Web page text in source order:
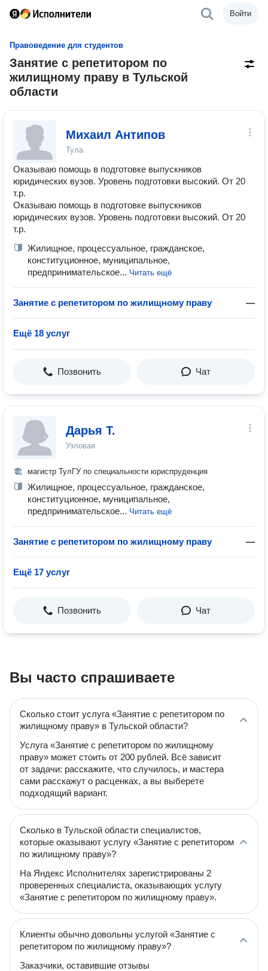
Войти
Правоведение для студентов
Занятие с репетитором по
жилищному праву в Тульской
области
Михаил Антипов
Тула
Оказываю помощь в подготовке выпускников
юридических вузов. Уровень подготовки высокий. От 20
т.р.
Оказываю помощь в подготовке выпускников
юридических вузов. Уровень подготовки высокий. От 20
т.р.
Жилищное, процессуальное, гражданское,
конституционное, муниципальное,
предпринимательское... Читать ещё
Занятие с репетитором по жилищному праву —
Ещё 18 услуг
Позвонить Чат
Дарья Т.
Узловая
магистр ТулГУ по специальности юриспруденция
Жилищное, процессуальное, гражданское,
конституционное, муниципальное,
предпринимательское... Читать ещё
Занятие с репетитором по жилищному праву —
Ещё 17 услуг
Позвонить Чат
Вы часто спрашиваете
Сколько стоит услуга «Занятие с репетитором по
жилищному праву» в Тульской области?
Услуга «Занятие с репетитором по жилищному
праву» может стоить от 200 рублей. Всё зависит
от задачи: расскажите, что случилось, и мастера
сами расскажут о расценках, а вы выберете
подходящий вариант.
Сколько в Тульской области специалистов,
которые оказывают услугу «Занятие с репетитором
по жилищному праву»?
На Яндекс Исполнителях зарегистрированы 2
проверенных специалиста, оказывающих услугу
«Занятие с репетитором по жилищному праву».
Клиенты обычно довольны услугой «Занятие с
репетитором по жилищному праву»?
Заказчики, оставившие отзывы